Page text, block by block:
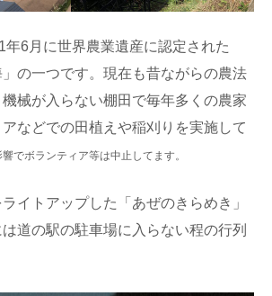
年6月に世界農業遺産に認定された
」の一つです。現在も昔ながらの農法
械が入らない棚田で毎年多くの農家
などでの田植えや稲刈りを実施して
でボランティア等は中止してます。
イトアップした「あぜのきらめき」
道の駅の駐車場に入らない程の行列